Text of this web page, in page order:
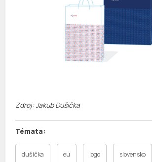
Zdroj: Jakub Dušička
dušička eu logo slovensko